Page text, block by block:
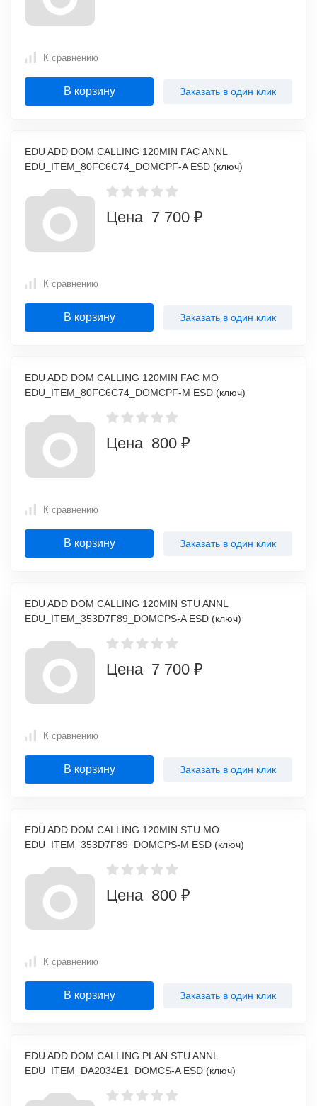
К сравнению
В корзину Заказать в один клик
EDU ADD DOM CALLING 120MIN FAC ANNL
EDU_ITEM_80FC6C74_DOMCPF-A ESD (ключ)
Цена 7 700 ₽
К сравнению
В корзину Заказать в один клик
EDU ADD DOM CALLING 120MIN FAC MO
EDU_ITEM_80FC6C74_DOMCPF-M ESD (ключ)
Цена 800 ₽
К сравнению
В корзину Заказать в один клик
EDU ADD DOM CALLING 120MIN STU ANNL
EDU_ITEM_353D7F89_DOMCPS-A ESD (ключ)
Цена 7 700 ₽
К сравнению
В корзину Заказать в один клик
EDU ADD DOM CALLING 120MIN STU MO
EDU_ITEM_353D7F89_DOMCPS-M ESD (ключ)
Цена 800 ₽
К сравнению
В корзину Заказать в один клик
EDU ADD DOM CALLING PLAN STU ANNL
EDU_ITEM_DA2034E1_DOMCS-A ESD (ключ)